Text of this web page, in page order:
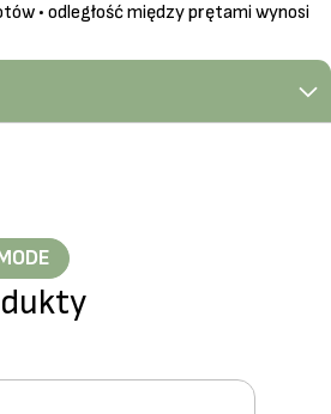
• odległość między prętami wynosi